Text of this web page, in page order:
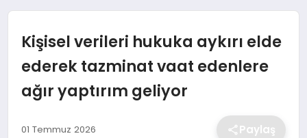
DÜNYA
SİYASET
Kişisel verileri hukuka aykırı elde
ederek tazminat vaat edenlere
ağır yaptırım geliyor
01 Temmuz 2026 Paylaş